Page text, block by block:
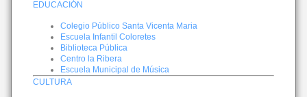
EDUCACIÓN
Colegio Público Santa Vicenta Maria
Escuela Infantil Coloretes
Biblioteca Pública
Centro la Ribera
Escuela Municipal de Música
CULTURA